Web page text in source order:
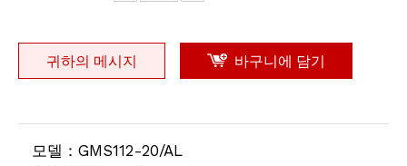
귀하의 메시지 바구니에 담기
모델： GMS112-20/AL